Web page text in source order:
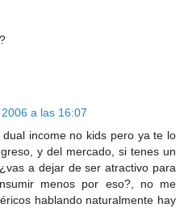
a las 16:07
income no kids pero ya te lo
y del mercado, si tenes un
a dejar de ser atractivo para
menos por eso?, no me
hablando naturalmente hay